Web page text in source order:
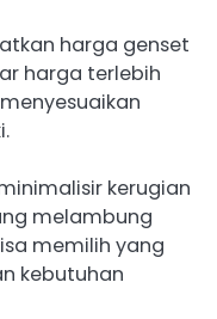
harga genset
harga terlebih
kerugian
melambung
memilih yang
kebutuhan